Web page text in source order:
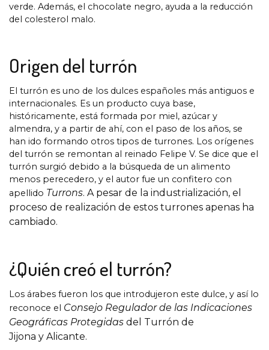
verde. Además, el chocolate negro, ayuda a la reducción
del colesterol malo.
Origen del turrón
El turrón es uno de los dulces españoles más antiguos e
internacionales. Es un producto cuya base,
históricamente, está formada por miel, azúcar y
almendra, y a partir de ahí, con el paso de los años, se
han ido formando otros tipos de turrones. Los orígenes
del turrón se remontan al reinado Felipe V. Se dice que el
turrón surgió debido a la búsqueda de un alimento
menos perecedero, y el autor fue un confitero con
apellido Turrons. A pesar de la industrialización, el
proceso de realización de estos turrones apenas ha
cambiado.
¿Quién creó el turrón?
Los árabes fueron los que introdujeron este dulce, y así lo
reconoce el Consejo Regulador de las Indicaciones
Geográficas Protegidas del Turrón de
Jijona y Alicante.